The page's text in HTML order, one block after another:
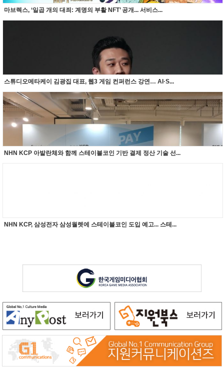
마브렉스, ‘일곱 개의 대죄: 계명의 부활 NFT’ 공개... 서비스...
스튜디오메타케이 김광집 대표, 웹3 게임 컨퍼런스 강연… AI·S...
NHN KCP 아발란체와 함께 스테이블코인 기반 결제 정산 기술 선...
NHN KCP, 삼성전자 삼성월렛에 스테이블코인 도입 예고... 스테...